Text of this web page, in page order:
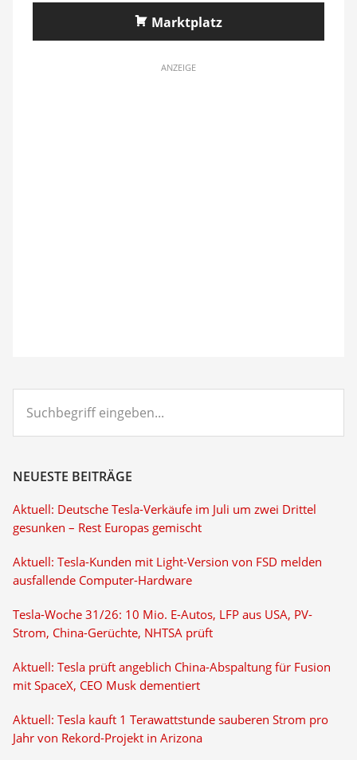
Marktplatz
ANZEIGE
eingeben...
NEUESTE BEITRÄGE
Aktuell: Deutsche Tesla-Verkäufe im Juli um zwei Drittel
gesunken – Rest Europas gemischt
Aktuell: Tesla-Kunden mit Light-Version von FSD melden
ausfallende Computer-Hardware
Tesla-Woche 31/26: 10 Mio. E-Autos, LFP aus USA, PV-
Strom, China-Gerüchte, NHTSA prüft
Aktuell: Tesla prüft angeblich China-Abspaltung für Fusion
mit SpaceX, CEO Musk dementiert
Aktuell: Tesla kauft 1 Terawattstunde sauberen Strom pro
Jahr von Rekord-Projekt in Arizona